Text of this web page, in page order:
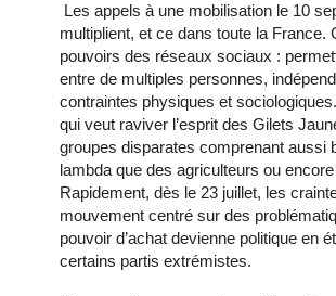
Les appels à une mobilisation le 10
multiplient, et ce dans toute la France.
pouvoirs des réseaux sociaux :
entre de multiples personnes,
contraintes physiques et
qui veut raviver l’esprit des Gilets
groupes disparates comprenant aussi
lambda que des agriculteurs ou
Rapidement, dès le 23 juillet, les
mouvement centré sur des
pouvoir d’achat devienne politique en
certains partis extrémistes.